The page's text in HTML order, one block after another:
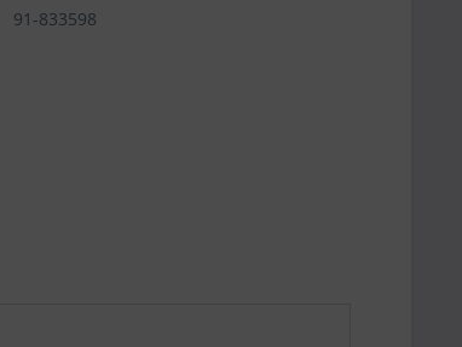
91-833598